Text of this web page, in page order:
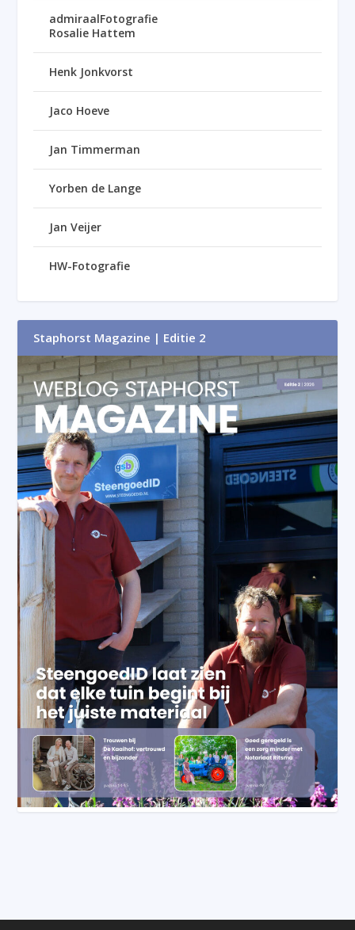
admiraalFotografie
Rosalie Hattem
Henk Jonkvorst
Jaco Hoeve
Jan Timmerman
Yorben de Lange
Jan Veijer
HW-Fotografie
Staphorst Magazine | Editie 2